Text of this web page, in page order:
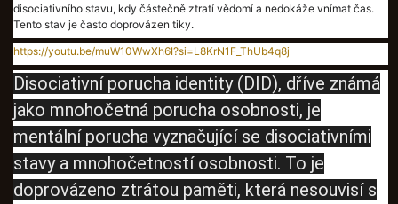
disociativního stavu, kdy částečně ztratí vědomí a nedokáže vnímat čas.
Tento stav je často doprovázen tiky.
https://youtu.be/muW10WwXh6I?si=L8KrN1F_ThUb4q8j
Disociativní porucha identity (DID), dříve známá
jako mnohočetná porucha osobnosti, je
mentální porucha vyznačující se disociativními
stavy a mnohočetností osobnosti. To je
doprovázeno ztrátou paměti, která nesouvisí s